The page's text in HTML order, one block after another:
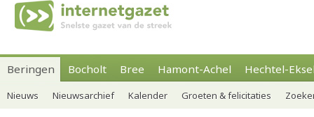
Beringen Bocholt Bree Hamont-Achel Hechtel-
Nieuws Nieuwsarchief Kalender Groeten & felicitaties